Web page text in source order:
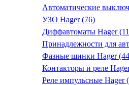
Автоматические
УЗО Hager (76)
Диффавтоматы Hager
Принадлежности для
Фазные шинки Hager
Контакторы и реле
Реле импульсные Hager